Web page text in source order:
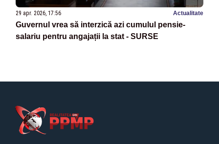
29 apr. 2026, 17:56 Actualitate
Guvernul vrea să interzică azi cumulul pensie-
salariu pentru angajații la stat - SURSE